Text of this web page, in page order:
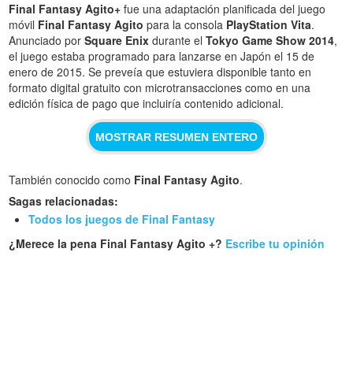
Final Fantasy Agito+ fue una adaptación planificada del juego
móvil Final Fantasy Agito para la consola PlayStation Vita.
Anunciado porSquare Enix durante elTokyo Game Show 2014,
el juego estaba programado para lanzarse en Japón el 15 de
enero de 2015. Se preveía que estuviera disponible tanto en
formato digital gratuito con microtransacciones como en una
edición física de pago que incluiría contenido adicional.
MOSTRAR RESUMEN ENTERO
También conocido como Final Fantasy Agito.
Sagas relacionadas:
Todos los juegos de Final Fantasy
¿Merece la pena Final Fantasy Agito +? Escribe tu opinión